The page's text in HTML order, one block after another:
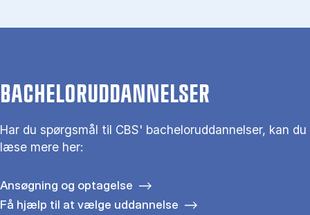
BACHELORUDDANNELSER
Har du spørgsmål til CBS' bacheloruddannelser, kan du
læse mere her:
Ansøgning og optagelse
Få hjælp til at vælge uddannelse